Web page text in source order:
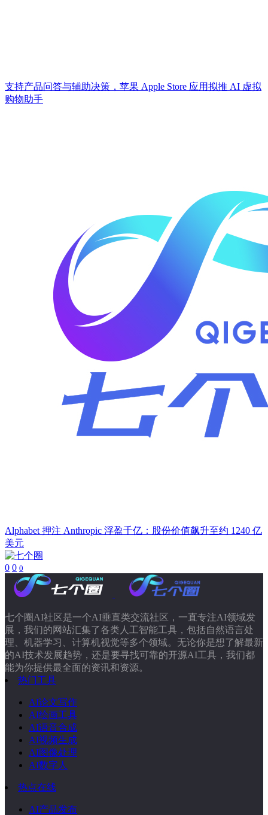
支持产品问答与辅助决策，苹果 Apple Store 应用拟推 AI 虚拟
购物助手
Alphabet 押注 Anthropic 浮盈千亿：股份价值飙升至约 1240 亿
美元
0 0 0
七个圈AI社区是一个AI垂直类交流社区，一直专注AI领域发
展，我们的网站汇集了各类人工智能工具，包括自然语言处
理、机器学习、计算机视觉等多个领域。无论你是想了解最新
的AI技术发展趋势，还是要寻找可靠的开源AI工具，我们都
能为你提供最全面的资讯和资源。
热门工具
AI论文写作
AI绘画工具
AI语音合成
AI视频生成
AI图像处理
AI数字人
热点在线
AI产品发布